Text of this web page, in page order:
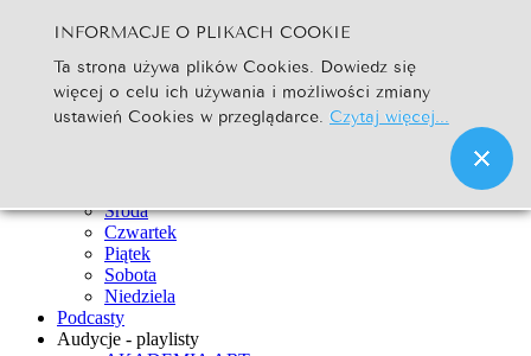
Szukaj... Go
Strona Główna
Newsy
Środa
Czwartek
Piątek
Sobota
Niedziela
Podcasty
Audycje - playlisty
INFORMACJE O PLIKACH COOKIE
Ta strona używa plików Cookies. Dowiedz się
więcej o celu ich używania i możliwości zmiany
ustawień Cookies w przeglądarce. Czytaj więcej...